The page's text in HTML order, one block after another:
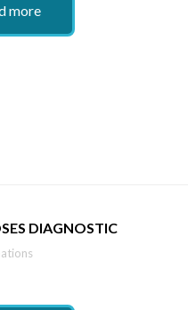
more
DIAGNOSTIC